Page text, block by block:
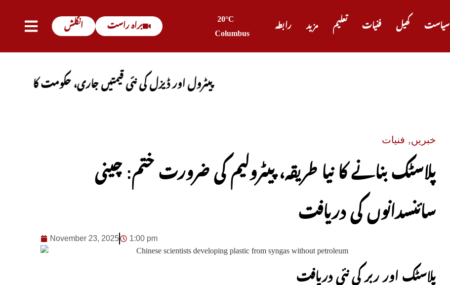
انگلش براہ راست
20°C
Columbus
رابطہ مزید تعلیم فنیات کھیل سیاست
پیٹرول اور ڈیزل کی نئی قیمتیں جاری، حکومت کا باضابطہ اعلان
خبریں, فنیات
پلاسٹک بنانے کا نیا طریقہ، پیٹرولیم کی ضرورت ختم: چینی
سائنسدانوں کی دریافت
November 23, 2025 1:00 pm
پلاسٹک اور ربر کی نئی دریافت